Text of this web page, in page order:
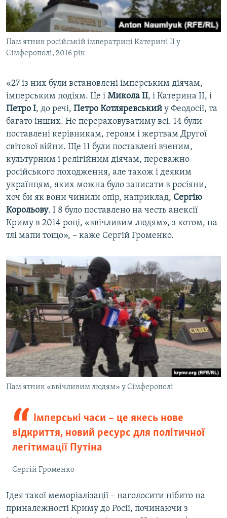
Пам'ятник російській імператриці Катерині ІІ у
Сімферополі, 2016 рік
«27 із них були встановлені імперським діячам,
імперським подіям. Це і Микола II, і Катерина II, і
Петро I, до речі, Петро Котляревський у Феодосії, та
багато інших. Не перераховуватиму всі. 14 були
поставлені керівникам, героям і жертвам Другої
світової війни. Ще 11 були поставлені вченим,
культурним і релігійним діячам, переважно
російського походження, але також і деяким
українцям, яких можна було записати в росіяни,
хоч би як вони чинили опір, наприклад, Сергію
Корольову. І 8 було поставлено на честь анексії
Криму в 2014 році, «ввічливим людям», з котом, на
тлі мапи тощо», – каже Сергій Громенко.
Пам'ятник «ввічливим людям» у Сімферополі
Імперські часи – це якесь нове
відкриття, новий ресурс для політичної
легітимації Путіна
Сергій Громенко
Ідея такої меморіалізації – наголосити нібито на
приналежності Криму до Росії, починаючи з